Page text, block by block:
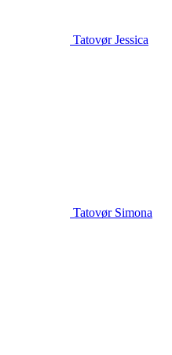
Tatovør Jessica
Tatovør Simona